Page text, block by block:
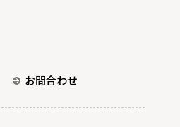
お問合わせ